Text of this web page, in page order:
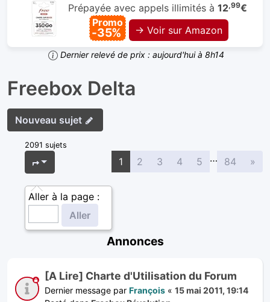
Prépayée avec appels illimités à 12,99€
Promo
-35% → Voir sur Amazon
Dernier relevé de prix : aujourd'hui à 8h14
Freebox Delta
Nouveau sujet
2091 sujets
Page
Aller à la page :
1 2 3 4 5 … 84 »
Annonces
[A Lire] Charte d'Utilisation du Forum
Dernier message par François « 15 mai 2011, 19:14